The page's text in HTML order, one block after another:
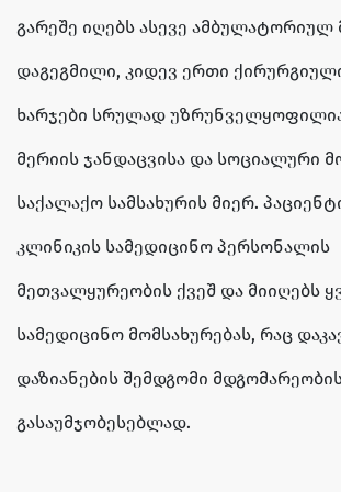
გარეშე იღებს ასევე ამბულატორიულ
დაგეგმილი, კიდევ ერთი
ხარჯები სრულად
მერიის ჯანდაცვისა და სოციალური
საქალაქო სამსახურის მიერ.
კლინიკის სამედიცინო პერსონალის
მეთვალყურეობის ქვეშ და მიიღებს
სამედიცინო მომსახურებას, რაც
დაზიანების შემდგომი
გასაუმჯობესებლად.